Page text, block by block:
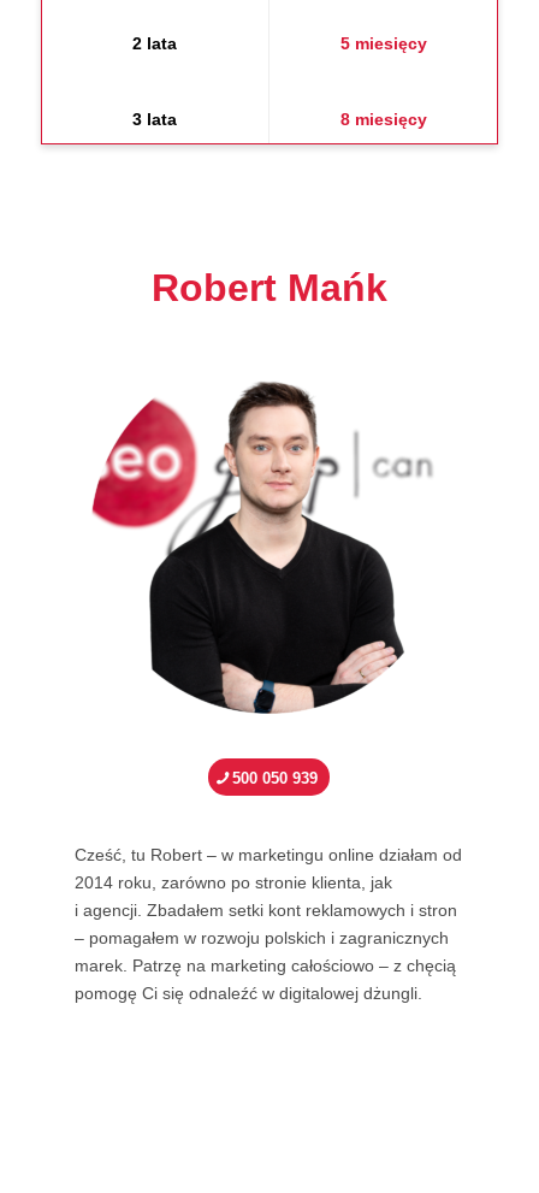
2 lata
3 lata
5 miesięcy
8 miesięcy
Robert Mańk
500 050 939
Cześć, tu Robert – w marketingu online działam od
2014 roku, zarówno po stronie klienta, jak
i agencji. Zbadałem setki kont reklamowych i stron
– pomagałem w rozwoju polskich i zagranicznych
marek. Patrzę na marketing całościowo – z chęcią
pomogę Ci się odnaleźć w digitalowej dżungli.